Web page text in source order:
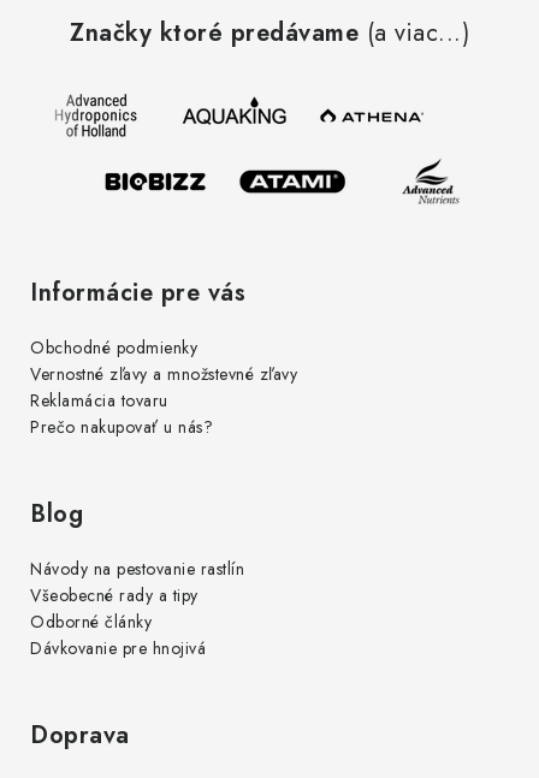
Značky ktoré predávame (a viac...)
Informácie pre vás
Obchodné podmienky
Vernostné zľavy a množstevné zľavy
Reklamácia tovaru
Prečo nakupovať u nás?
Blog
Návody na pestovanie rastlín
Všeobecné rady a tipy
Odborné články
Dávkovanie pre hnojivá
Doprava